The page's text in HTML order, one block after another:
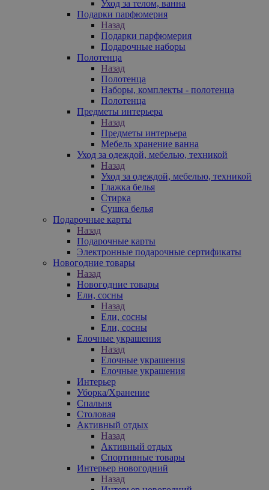
Уход за телом, ванна
Подарки парфюмерия
Назад
Подарки парфюмерия
Подарочные наборы
Полотенца
Назад
Полотенца
Наборы, комплекты - полотенца
Полотенца
Предметы интерьера
Назад
Предметы интерьера
Мебель хранение ванна
Уход за одеждой, мебелью, техникой
Назад
Уход за одеждой, мебелью, техникой
Глажка белья
Стирка
Сушка белья
Подарочные карты
Назад
Подарочные карты
Электронные подарочные сертификаты
Новогодние товары
Назад
Новогодние товары
Ели, сосны
Назад
Ели, сосны
Ели, сосны
Елочные украшения
Назад
Елочные украшения
Елочные украшения
Интерьер
Уборка/Хранение
Спальня
Столовая
Активный отдых
Назад
Активный отдых
Спортивные товары
Интерьер новогодний
Назад